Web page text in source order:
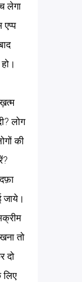
लेगा
एप्प
लोग
की
जाये।
तो
दो
लिए